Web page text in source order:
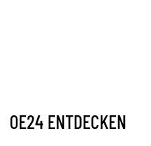
OE24 ENTDECKEN